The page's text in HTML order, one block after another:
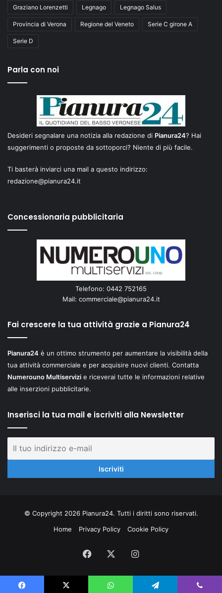
Graziano Lorenzetti Legnago Legnago Salus
Provincia di Verona Regione del Veneto Serie C girone A
Serie D
Parla con noi
Desideri segnalare una notizia alla redazione di Pianura24? Hai
suggerimenti o proposte da sottoporci? Niente di più facile.
Ti basterà inviarci una mail a questo indirizzo:
redazione@pianura24.it
Concessionaria pubblicitaria
Telefono: 0442 752165
Mail: commerciale@pianura24.it
Fai crescere la tua attività grazie a Pianura24
Pianura24 è un ottimo strumento per aumentare la visibilità della
tua attività commerciale e per acquisire nuovi clienti. Contatta
Numerouno Multiservizi e riceverai tutte le informazioni relative
alle inserzioni pubblicitarie.
Inserisci la tua mail e iscriviti alla Newsletter
© Copyright 2026 Pianura24. Tutti i diritti sono riservati.
Home
Privacy Policy Cookie Policy
Facebook Instagram